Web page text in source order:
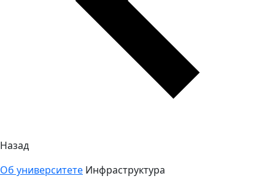
Назад
Об университете Инфраструктура